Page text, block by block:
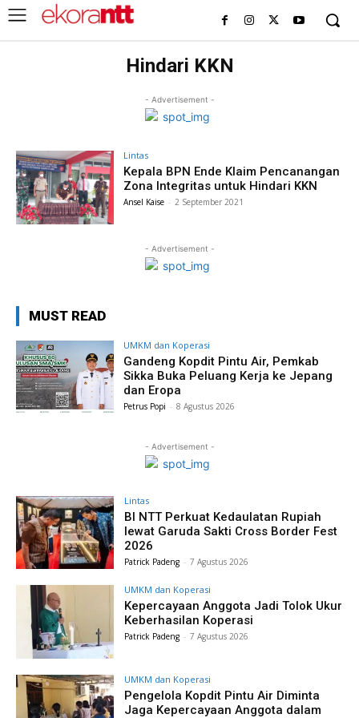
Hindari KKN
- Advertisement -
Lintas
Kepala BPN Ende Klaim Pencanangan
Zona Integritas untuk Hindari KKN
Ansel Kaise - 2 September 2021
- Advertisement -
MUST READ
UMKM dan Koperasi
Gandeng Kopdit Pintu Air, Pemkab
Sikka Buka Peluang Kerja ke Jepang
dan Eropa
Petrus Popi - 8 Agustus 2026
- Advertisement -
Lintas
BI NTT Perkuat Kedaulatan Rupiah
lewat Garuda Sakti Cross Border Fest
2026
Patrick Padeng - 7 Agustus 2026
UMKM dan Koperasi
Kepercayaan Anggota Jadi Tolok Ukur
Keberhasilan Koperasi
Patrick Padeng - 7 Agustus 2026
UMKM dan Koperasi
Pengelola Kopdit Pintu Air Diminta
Jaga Kepercayaan Anggota dalam